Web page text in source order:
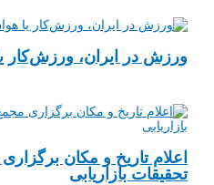
ورزش در ایران، ورزش‌کار
اعلام تاریخ و مکان
تحقیقات بازاریابی